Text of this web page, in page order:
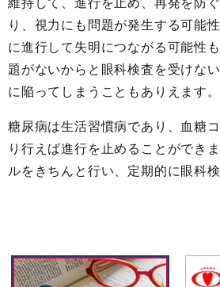
維持して、進行を止め、再発を防
り、視力にも問題が発生する可能
に進行して失明につながる可能性
題がないからと眼科検査を受けな
に陥ってしまうこともありえます。
糖尿病は生活習慣病であり、血糖
り行えば進行を止めることができ
ルをきちんと行い、定期的に眼科